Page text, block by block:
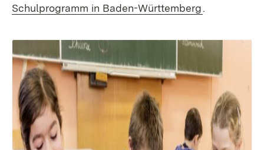
Schulprogramm in Baden-Württemberg.